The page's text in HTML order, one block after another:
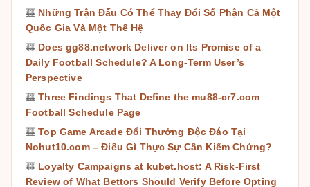
🎰 Những Trận Đấu Có Thể Thay Đổi Số Phận Cả Một
Quốc Gia Và Một Thế Hệ
🎰 Does gg88.network Deliver on Its Promise of a
Daily Football Schedule? A Long-Term User’s
Perspective
🎰Three Findings That Define the mu88-cr7.com
Football Schedule Page
🎰Top Game Arcade Đổi Thưởng Độc Đáo Tại
Nohut10.com – Điều Gì Thực Sự Cần Kiểm Chứng?
🎰 Loyalty Campaigns at kubet.host: A Risk-First
Review of What Bettors Should Verify Before Opting